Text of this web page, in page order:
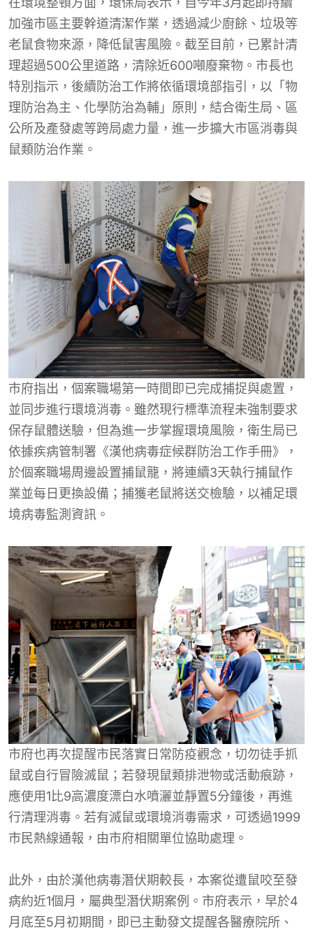
加強市區主要幹道清潔作業，透過減少廚餘、垃圾等
老鼠食物來源，降低鼠害風險。截至目前，已累計清
理超過500公里道路，清除近600噸廢棄物。市長也
特別指示，後續防治工作將依循環境部指引，以「物
理防治為主、化學防治為輔」原則，結合衛生局、區
公所及產發處等跨局處力量，進一步擴大市區消毒與
鼠類防治作業。
市府指出，個案職場第一時間即已完成捕捉與處置，
並同步進行環境消毒。雖然現行標準流程未強制要求
保存鼠體送驗，但為進一步掌握環境風險，衛生局已
依據疾病管制署《漢他病毒症候群防治工作手冊》，
於個案職場周邊設置捕鼠籠，將連續3天執行捕鼠作
業並每日更換設備；捕獲老鼠將送交檢驗，以補足環
境病毒監測資訊。
市府也再次提醒市民落實日常防疫觀念，切勿徒手抓
鼠或自行冒險滅鼠；若發現鼠類排泄物或活動痕跡，
應使用1比9高濃度漂白水噴灑並靜置5分鐘後，再進
行清理消毒。若有滅鼠或環境消毒需求，可透過1999
市民熱線通報，由市府相關單位協助處理。
此外，由於漢他病毒潛伏期較長，本案從遭鼠咬至發
病約近1個月，屬典型潛伏期案例。市府表示，早於4
月底至5月初期間，即已主動發文提醒各醫療院所、